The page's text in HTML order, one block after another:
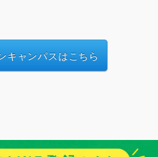
キャンパスはこちら